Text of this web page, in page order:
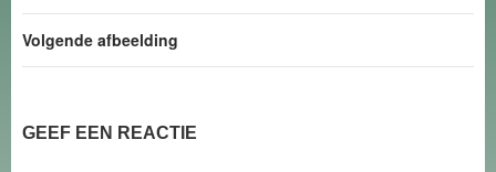
Volgende afbeelding
GEEF EEN REACTIE